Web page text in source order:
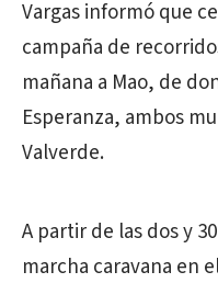
Vargas informó que
campaña de
mañana a Mao, de
Esperanza, ambos
Valverde.
A partir de las dos y
marcha caravana en